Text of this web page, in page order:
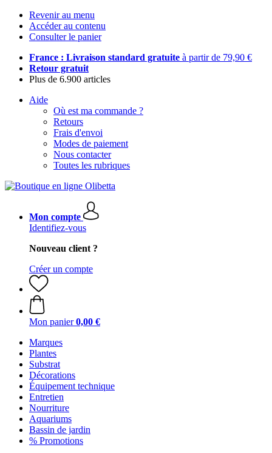
Revenir au menu
Accéder au contenu
Consulter le panier
France : Livraison standard gratuite à partir de 79,90 €
Retour gratuit
Plus de 6.900 articles
Aide
Où est ma commande ?
Retours
Frais d'envoi
Modes de paiement
Nous contacter
Toutes les rubriques
Mon compte
Identifiez-vous
Nouveau client ?
Créer un compte
Mon panier 0,00 €
Marques
Plantes
Substrat
Décorations
Équipement technique
Entretien
Nourriture
Aquariums
Bassin de jardin
% Promotions